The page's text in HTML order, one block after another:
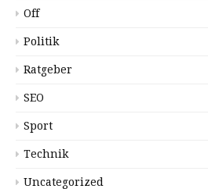
Off
Politik
Ratgeber
SEO
Sport
Technik
Uncategorized